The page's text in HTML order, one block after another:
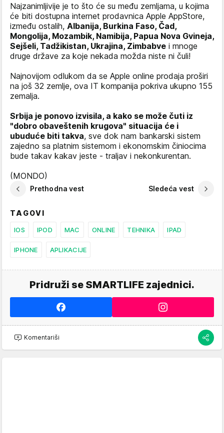
Najzanimljivije je to što će su među zemljama, u kojima
će biti dostupna internet prodavnica Apple AppStore,
između ostalih, Albanija, Burkina Faso, Čad,
Mongolija, Mozambik, Namibija, Papua Nova Gvineja,
Sejšeli, Tadžikistan, Ukrajina, Zimbabve i mnoge
druge države za koje nekada možda niste ni čuli!
Najnovijom odlukom da se Apple online prodaja proširi
na još 32 zemlje, ova IT kompanija pokriva ukupno 155
zemalja.
Srbija je ponovo izvisila, a kako se može čuti iz
"dobro obaveštenih krugova" situacija će i
ubuduće biti takva, sve dok nam bankarski sistem
zajedno sa platnim sistemom i ekonomskim činiocima
bude takav kakav jeste - traljav i nekonkurentan.
(MONDO)
Prethodna vest Sledeća vest
TAGOVI
IOS IPOD MAC ONLINE TEHNIKA IPAD
IPHONE APLIKACIJE
Pridruži se SMARTLIFE zajednici.
Komentariši